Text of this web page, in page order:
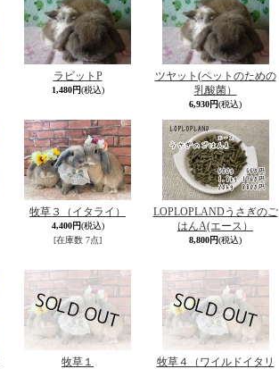
ラビットP
1,480円(税込)
ツヤット(ペットのための
乳酸菌）
6,930円(税込)
牧草３（イタライ）
4,400円(税込)
[在庫数 7点]
LOPLOPLANDうさぎのご
はんA(エース）
8,800円(税込)
牧草１
牧草４（ワイルドイタリ